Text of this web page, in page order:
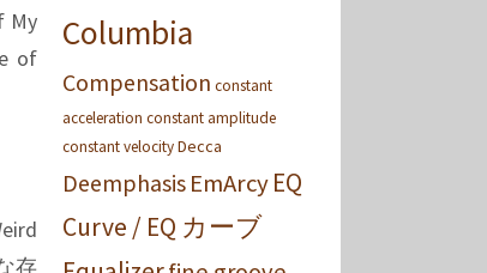
My
of
存
Columbia
Compensation constant
acceleration constant amplitude
constant velocityDecca
Deemphasis EmArcyEQ
Curve / EQ カーブ